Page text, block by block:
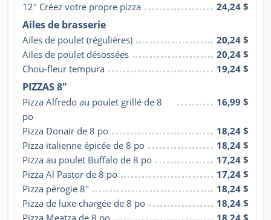
12" Créez votre propre pizza
24,24 $
Ailes de brasserie
Ailes de poulet (régulières)
20,24 $
Ailes de poulet désossées
20,24 $
Chou-fleur tempura
19,24 $
PIZZAS 8"
Pizza Alfredo au poulet grillé de 8
po
16,99 $
Pizza Donair de 8 po
18,24 $
Pizza italienne épicée de 8 po
18,24 $
Pizza au poulet Buffalo de 8 po
17,24 $
Pizza Al Pastor de 8 po
17,24 $
Pizza pérogie 8"
18,24 $
Pizza de luxe chargée de 8 po
18,24 $